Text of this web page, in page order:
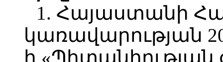
1. Հայաստանի
կառավարության
ի «Պիտանիության